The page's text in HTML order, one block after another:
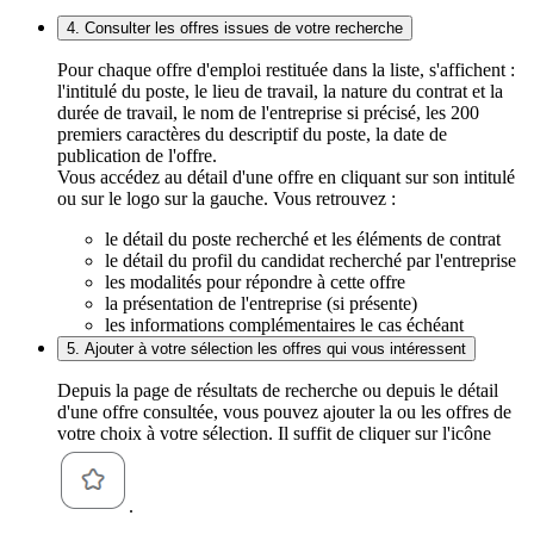
4. Consulter les offres issues de votre recherche
Pour chaque offre d'emploi restituée dans la liste, s'affichent :
l'intitulé du poste, le lieu de travail, la nature du contrat et la
durée de travail, le nom de l'entreprise si précisé, les 200
premiers caractères du descriptif du poste, la date de
publication de l'offre.
Vous accédez au détail d'une offre en cliquant sur son intitulé
ou sur le logo sur la gauche. Vous retrouvez :
le détail du poste recherché et les éléments de contrat
le détail du profil du candidat recherché par l'entreprise
les modalités pour répondre à cette offre
la présentation de l'entreprise (si présente)
les informations complémentaires le cas échéant
5. Ajouter à votre sélection les offres qui vous intéressent
Depuis la page de résultats de recherche ou depuis le détail
d'une offre consultée, vous pouvez ajouter la ou les offres de
votre choix à votre sélection. Il suffit de cliquer sur l'icône
.